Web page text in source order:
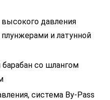
давления
и латунной
со шлангом
система By-Pass